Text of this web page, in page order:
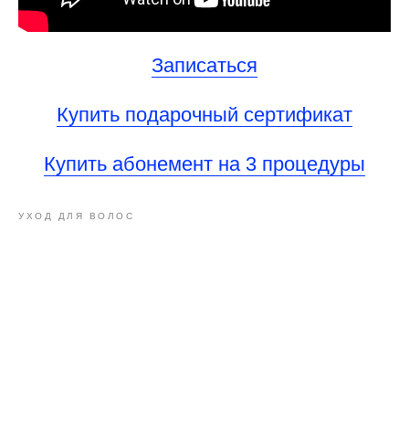
Записаться
Купить подарочный сертификат
Купить абонемент на 3 процедуры
УХОД ДЛЯ ВОЛОС